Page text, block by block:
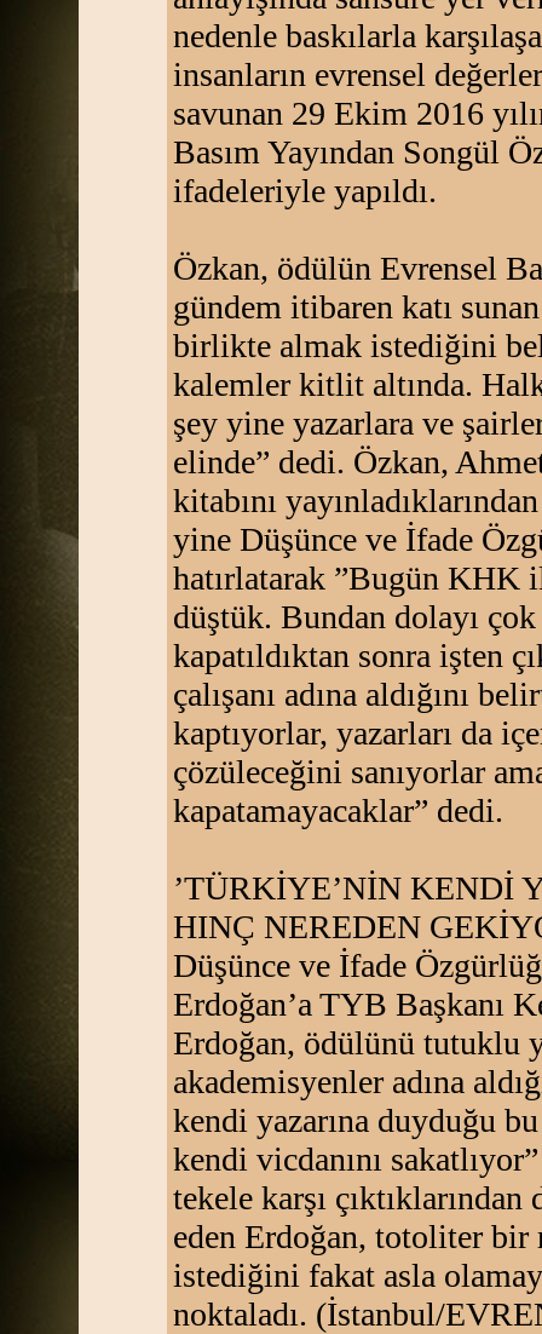
nedenle baskılarla
insanların evrensel
savunan 29 Ekim 2016
Basım Yayından Songül
ifadeleriyle yapıldı.
Özkan, ödülün Evrensel
gündem itibaren katı
birlikte almak istediğini
kalemler kitlit altında.
şey yine yazarlara ve
elinde” dedi. Özkan,
kitabını
yine Düşünce ve İfade
hatırlatarak ”Bugün KHK
düştük. Bundan dolayı
kapatıldıktan sonra işten
çalışanı adına aldığını
kaptıyorlar, yazarları da
çözüleceğini sanıyorlar
kapatamayacaklar” dedi.
’TÜRKİYE’NİN KENDİ
HINÇ NEREDEN
Düşünce ve İfade
Erdoğan’a TYB Başkanı
Erdoğan, ödülünü tutuklu
akademisyenler adına
kendi yazarına duyduğu
kendi vicdanını
tekele karşı çıktıklarından
eden Erdoğan, totoliter
istediğini fakat asla
noktaladı. (İstanbul/